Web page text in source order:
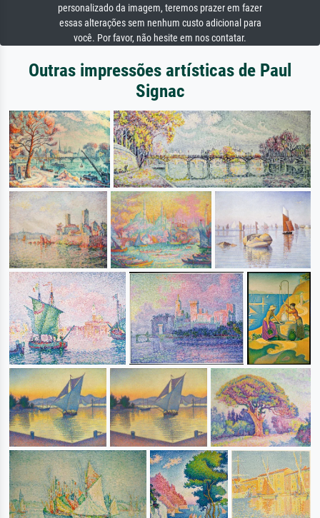
personalizado da imagem, teremos prazer em fazer
essas alterações sem nenhum custo adicional para
você. Por favor, não hesite em nos contatar.
Outras impressões artísticas de Paul
Signac